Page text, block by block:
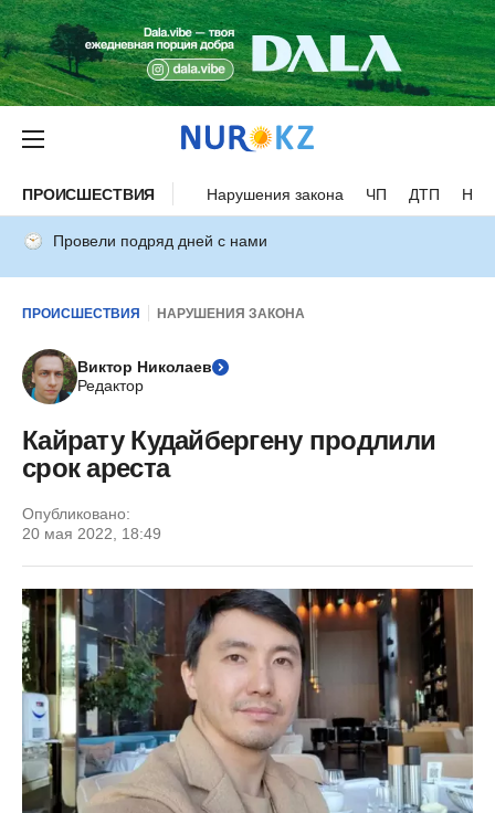
ПРОИСШЕСТВИЯ Нарушения закона ЧП ДТП
Провели подряд дней с нами
ПРОИСШЕСТВИЯ НАРУШЕНИЯ ЗАКОНА
Виктор Николаев
Редактор
Кайрату Кудайбергену продлили
срок ареста
Опубликовано:
20 мая 2022, 18:49